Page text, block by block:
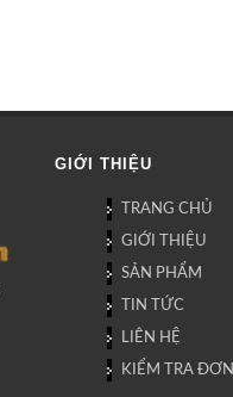
GIỚI THIỆU
TRANG CHỦ
GIỚI THIỆU
SẢN PHẨM
TIN TỨC
LIÊN HỆ
KIỂM TRA